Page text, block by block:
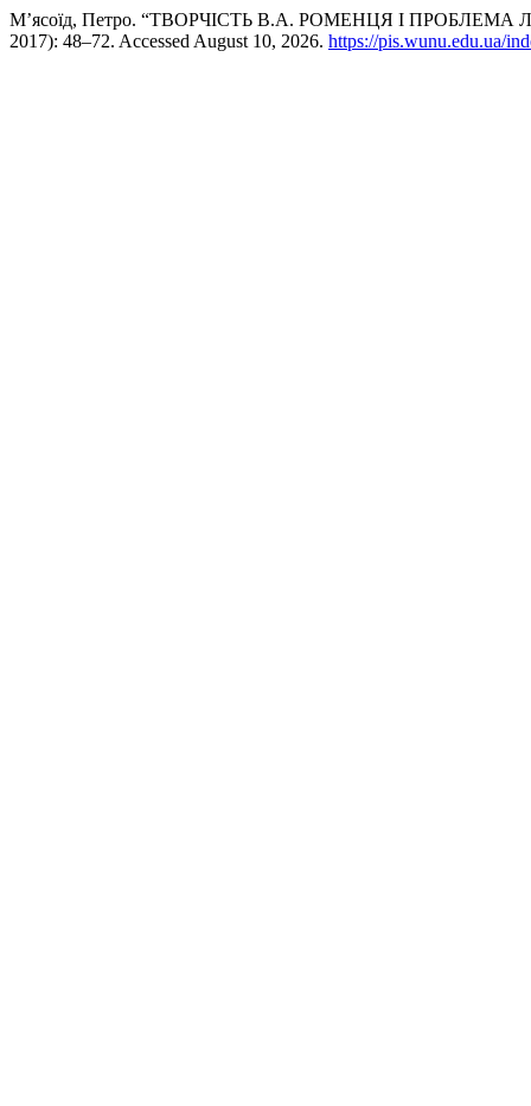
М’ясоїд, Петро. “ТВОРЧІСТЬ В.А. РОМЕНЦЯ І
2017): 48–72. Accessed August 10, 2026. https://pis.wunu.edu.ua/